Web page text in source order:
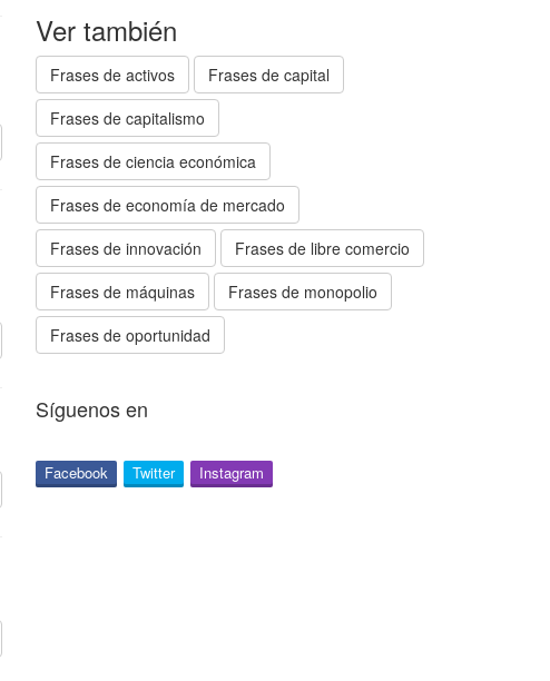
Ver también
Frases de activos
Frases de capital
Frases de capitalismo
Frases de ciencia económica
Frases de economía de mercado
Frases de innovación
Frases de libre comercio
Frases de máquinas
Frases de monopolio
Frases de oportunidad
Síguenos en
Facebook Twitter Instagram